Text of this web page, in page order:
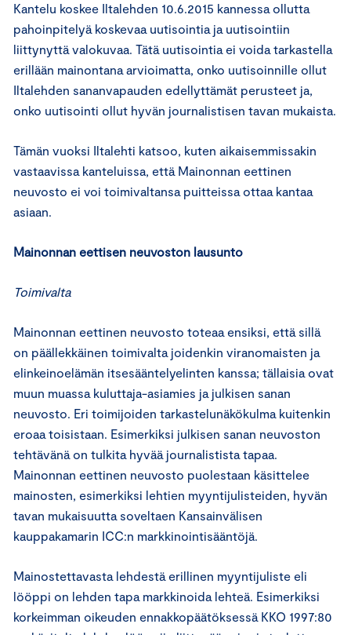
Kantelu koskee Iltalehden 10.6.2015 kannessa ollutta
pahoinpitelyä koskevaa uutisointia ja uutisointiin
liittynyttä valokuvaa. Tätä uutisointia ei voida tarkastella
erillään mainontana arvioimatta, onko uutisoinnille ollut
Iltalehden sananvapauden edellyttämät perusteet ja,
onko uutisointi ollut hyvän journalistisen tavan mukaista.
Tämän vuoksi Iltalehti katsoo, kuten aikaisemmissakin
vastaavissa kanteluissa, että Mainonnan eettinen
neuvosto ei voi toimivaltansa puitteissa ottaa kantaa
asiaan.
Mainonnan eettisen neuvoston lausunto
Toimivalta
Mainonnan eettinen neuvosto toteaa ensiksi, että sillä
on päällekkäinen toimivalta joidenkin viranomaisten ja
elinkeinoelämän itsesääntelyelinten kanssa; tällaisia ovat
muun muassa kuluttaja-asiamies ja julkisen sanan
neuvosto. Eri toimijoiden tarkastelunäkökulma kuitenkin
eroaa toisistaan. Esimerkiksi julkisen sanan neuvoston
tehtävänä on tulkita hyvää journalistista tapaa.
Mainonnan eettinen neuvosto puolestaan käsittelee
mainosten, esimerkiksi lehtien myyntijulisteiden, hyvän
tavan mukaisuutta soveltaen Kansainvälisen
kauppakamarin ICC:n markkinointisääntöjä.
Mainostettavasta lehdestä erillinen myyntijuliste eli
lööppi on lehden tapa markkinoida lehteä. Esimerkiksi
korkeimman oikeuden ennakkopäätöksessä KKO 1997:80